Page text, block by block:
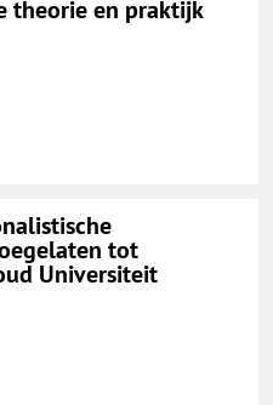
theorie en praktijk
tot
Universiteit